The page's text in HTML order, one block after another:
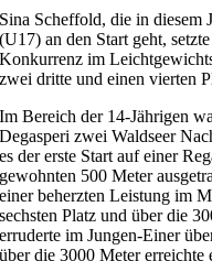
Sina Scheffold, die in diesem
(U17) an den Start geht,
Konkurrenz im
zwei dritte und einen vierten
Im Bereich der 14-Jährigen
Degasperi zwei Waldseer
es der erste Start auf einer
gewohnten 500 Meter
einer beherzten Leistung im
sechsten Platz und über die
erruderte im Jungen-Einer
über die 3000 Meter